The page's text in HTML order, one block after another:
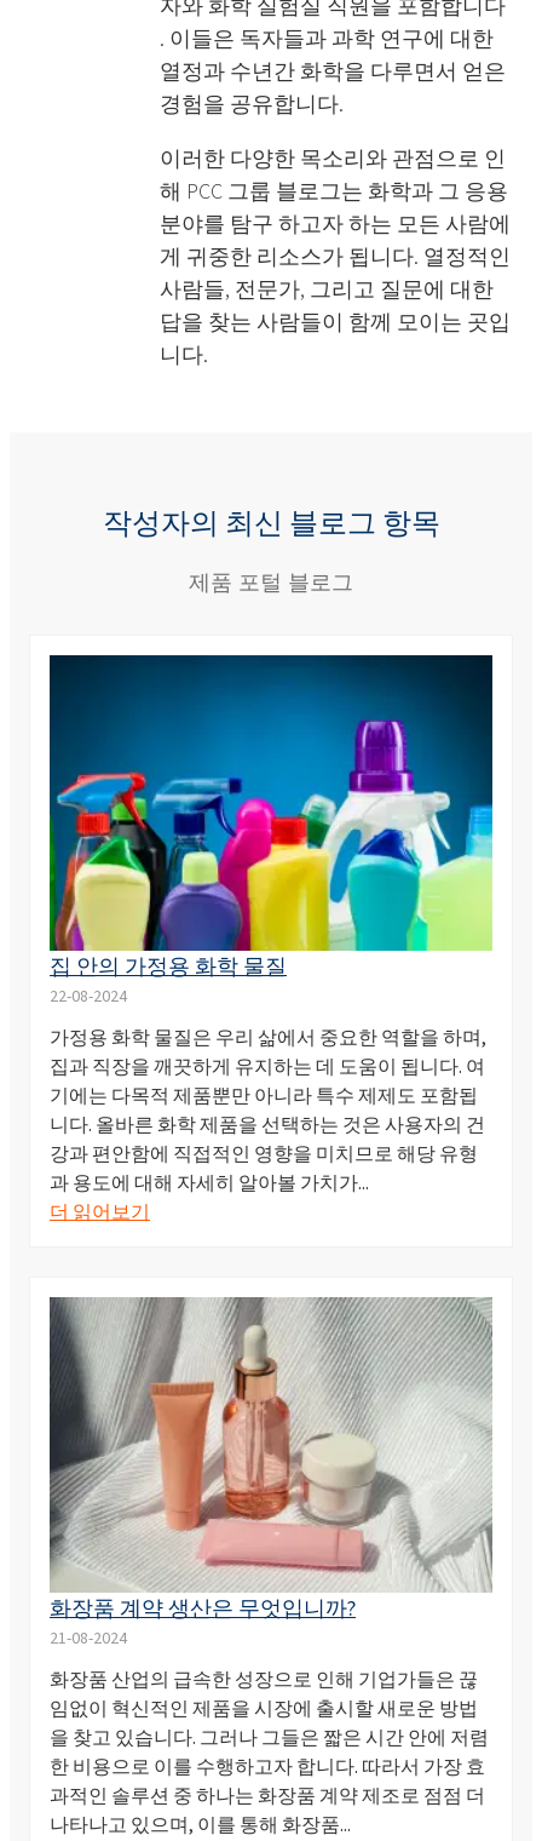
자와 화학 실험실 직원을 포함합니다
. 이들은 독자들과 과학 연구에 대한
열정과 수년간 화학을 다루면서 얻은
경험을 공유합니다.
이러한 다양한 목소리와 관점으로 인
해 PCC 그룹 블로그는 화학과 그 응용
분야를 탐구 하고자 하는 모든 사람에
게 귀중한 리소스가 됩니다. 열정적인
사람들, 전문가, 그리고 질문에 대한
답을 찾는 사람들이 함께 모이는 곳입
니다.
작성자의 최신 블로그 항목
제품 포털 블로그
집 안의 가정용 화학 물질
22-08-2024
가정용 화학 물질은 우리 삶에서 중요한 역할을 하며,
집과 직장을 깨끗하게 유지하는 데 도움이 됩니다. 여
기에는 다목적 제품뿐만 아니라 특수 제제도 포함됩
니다. 올바른 화학 제품을 선택하는 것은 사용자의 건
강과 편안함에 직접적인 영향을 미치므로 해당 유형
과 용도에 대해 자세히 알아볼 가치가...
더 읽어보기
화장품 계약 생산은 무엇입니까?
21-08-2024
화장품 산업의 급속한 성장으로 인해 기업가들은 끊
임없이 혁신적인 제품을 시장에 출시할 새로운 방법
을 찾고 있습니다. 그러나 그들은 짧은 시간 안에 저렴
한 비용으로 이를 수행하고자 합니다. 따라서 가장 효
과적인 솔루션 중 하나는 화장품 계약 제조로 점점 더
나타나고 있으며, 이를 통해 화장품...